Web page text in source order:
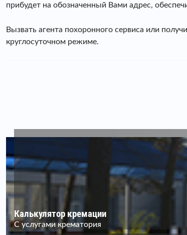
прибудет на обозначенный Вами адрес,
Вызвать агента похоронного сервиса или
круглосуточном режиме.
Калькулятор кремации
С услугами крематория